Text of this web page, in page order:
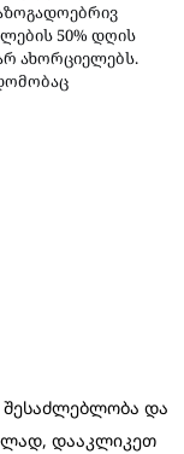
50% დღის
ახორციელებს.
და
დააკლიკეთ